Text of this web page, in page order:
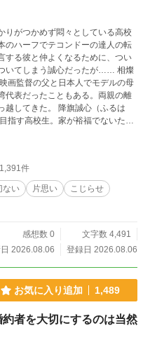
りがつかめず悶々としている高校
のハーフでテコンドーの達人の転
する彼と仲よくなるために、つい
てしまう誠心だったが…… 相燦
画監督の父と日本人でモデルの母
代表だったこともある。両親の離
降旗誠心（ふるは
指す高校生。家が裕福でないた
とになっており、焦りを感じて
ク仲
自主制作映画を撮っている。
件
ない 片思い
こじらせ
感想数 0
文字数 4,491
2026.08.06
登録日 2026.08.06
お気に入り追加 1,489
約者を大切にするのは当然